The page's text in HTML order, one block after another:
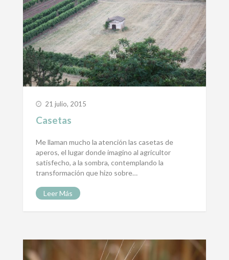
21 julio, 2015
Casetas
Me llaman mucho la atención las casetas de
aperos, el lugar donde imagino al agricultor
satisfecho, a la sombra, contemplando la
transformación que hizo sobre…
Leer Más